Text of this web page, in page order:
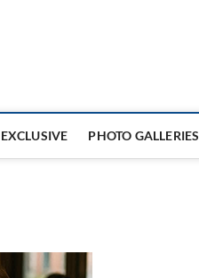
EXCLUSIVE PHOTO GALLERIES